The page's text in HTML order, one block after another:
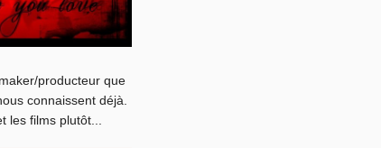
producteur que
connaissent déjà.
les films plutôt...